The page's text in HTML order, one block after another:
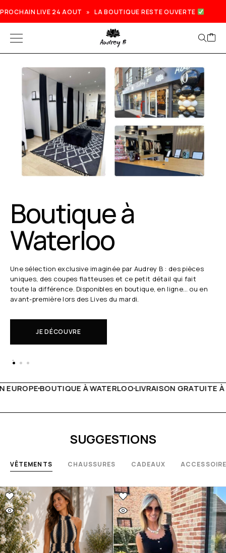
PROCHAIN LIVE 24 AOUT » LA BOUTIQUE RESTE OUVERTE
Boutique à
Waterloo
Une sélection exclusive imaginée par Audrey B : des pièces
uniques, des coupes flatteuses et ce petit détail qui fait
toute la différence. Disponibles en boutique, en ligne… ou en
avant-première lors des Lives du mardi.
JE DÉCOUVRE
LIVRAISON GRATUITE À PARTIR DE 150€LIVE
SUGGESTIONS
VÊTEMENTS CHAUSSURES CADEAUX